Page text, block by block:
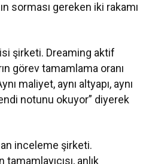
sorması gereken iki rakamı
şirketi. Dreaming aktif
görev tamamlama oranı
maliyet, aynı altyapı, aynı
notunu okuyor” diyerek
inceleme şirketi.
anlık